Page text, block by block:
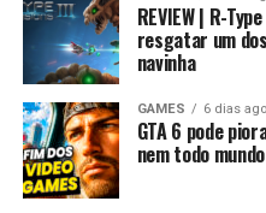
anos, Splatoon foi visto
competitivo, mas
espaço para expandir esse
mais ambiciosa e cheia de
jogadores seja positiva, é
continue investindo nesse
história em um dos pilares
REVIEW | R-
resgatar um
navinha
GAMES 6 dias ago
GTA 6 pode
nem todo